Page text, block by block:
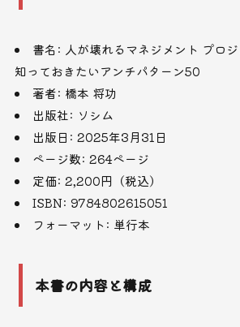
書名: 人が壊れるマネジメント プロ
知っておきたいアンチパターン50
著者: 橋本 将功
出版社: ソシム
出版日: 2025年3月31日
ページ数: 264ページ
定価: 2,200円（税込）
ISBN: 9784802615051
フォーマット: 単行本
本書の内容と構成